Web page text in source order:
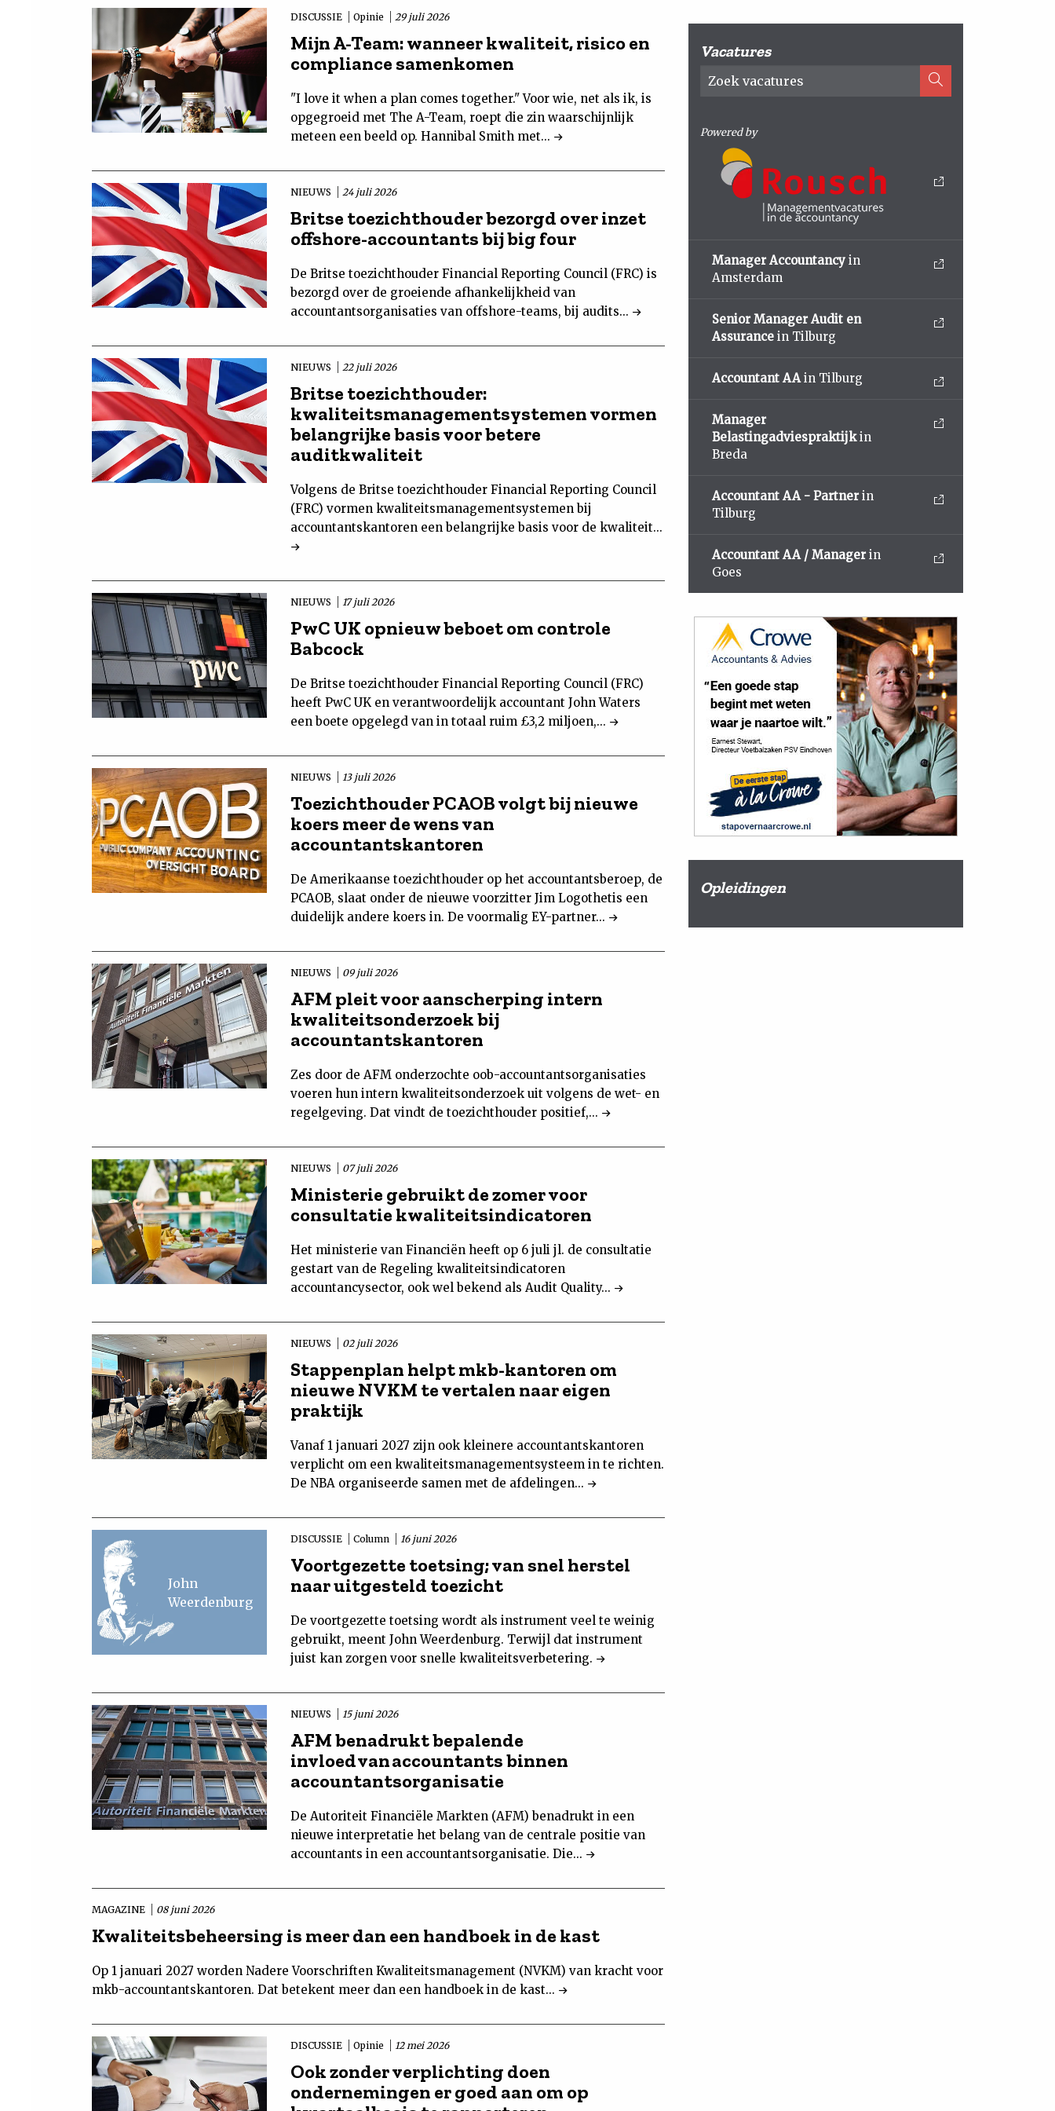
DISCUSSIE Opinie 29 juli 2026
Mijn A-Team: wanneer kwaliteit, risico en
compliance samenkomen
"I love it when a plan comes together." Voor wie, net als ik, is
opgegroeid met The A-Team, roept die zin waarschijnlijk
meteen een beeld op. Hannibal Smith met...
NIEUWS 24 juli 2026
Britse toezichthouder bezorgd over inzet
offshore-accountants bij big four
De Britse toezichthouder Financial Reporting Council (FRC) is
bezorgd over de groeiende afhankelijkheid van
accountantsorganisaties van offshore-teams, bij audits...
NIEUWS 22 juli 2026
Britse toezichthouder:
kwaliteitsmanagementsystemen vormen
belangrijke basis voor betere
auditkwaliteit
Volgens de Britse toezichthouder Financial Reporting Council
(FRC) vormen kwaliteitsmanagementsystemen bij
accountantskantoren een belangrijke basis voor de kwaliteit...
NIEUWS 17 juli 2026
PwC UK opnieuw beboet om controle
Babcock
De Britse toezichthouder Financial Reporting Council (FRC)
heeft PwC UK en verantwoordelijk accountant John Waters
een boete opgelegd van in totaal ruim £3,2 miljoen,...
NIEUWS 13 juli 2026
Toezichthouder PCAOB volgt bij nieuwe
koers meer de wens van
accountantskantoren
De Amerikaanse toezichthouder op het accountantsberoep, de
PCAOB, slaat onder de nieuwe voorzitter Jim Logothetis een
duidelijk andere koers in. De voormalig EY-partner...
NIEUWS 09 juli 2026
AFM pleit voor aanscherping intern
kwaliteitsonderzoek bij
accountantskantoren
Zes door de AFM onderzochte oob-accountantsorganisaties
voeren hun intern kwaliteitsonderzoek uit volgens de wet- en
regelgeving. Dat vindt de toezichthouder positief,...
NIEUWS 07 juli 2026
Ministerie gebruikt de zomer voor
consultatie kwaliteitsindicatoren
Het ministerie van Financiën heeft op 6 juli jl. de consultatie
gestart van de Regeling kwaliteitsindicatoren
accountancysector, ook wel bekend als Audit Quality...
NIEUWS 02 juli 2026
Stappenplan helpt mkb-kantoren om
nieuwe NVKM te vertalen naar eigen
praktijk
Vanaf 1 januari 2027 zijn ook kleinere accountantskantoren
verplicht om een kwaliteitsmanagementsysteem in te richten.
De NBA organiseerde samen met de afdelingen...
John
Weerdenburg
DISCUSSIE Column 16 juni 2026
Voortgezette toetsing; van snel herstel
naar uitgesteld toezicht
De voortgezette toetsing wordt als instrument veel te weinig
gebruikt, meent John Weerdenburg. Terwijl dat instrument
juist kan zorgen voor snelle kwaliteitsverbetering.
NIEUWS 15 juni 2026
AFM benadrukt bepalende
invloed van accountants binnen
accountantsorganisatie
De Autoriteit Financiële Markten (AFM) benadrukt in een
nieuwe interpretatie het belang van de centrale positie van
accountants in een accountantsorganisatie. Die...
MAGAZINE 08 juni 2026
Kwaliteitsbeheersing is meer dan een handboek in de kast
Op 1 januari 2027 worden Nadere Voorschriften Kwaliteitsmanagement (NVKM) van kracht voor
mkb-accountantskantoren. Dat betekent meer dan een handboek in de kast...
DISCUSSIE Opinie 12 mei 2026
Ook zonder verplichting doen
ondernemingen er goed aan om op
Vacatures
Powered by
Manager Accountancy in
Amsterdam
Senior Manager Audit en
Assurance in Tilburg
Accountant AAin Tilburg
Manager
Belastingadviespraktijkin
Breda
Accountant AA - Partner in
Tilburg
Accountant AA / Manager in
Goes
Opleidingen